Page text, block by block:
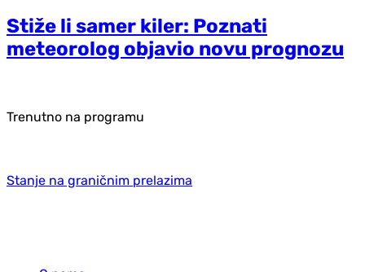
Stiže li samer kiler: Poznati
meteorolog objavio novu prognozu
Trenutno na programu
Stanje na graničnim prelazima